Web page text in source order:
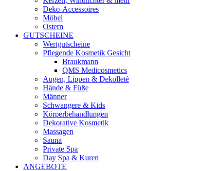
Deko-Accessoires
Möbel
Ostern
GUTSCHEINE
Wertgutscheine
Pflegende Kosmetik Gesicht
Braukmann
QMS Medicosmetics
Augen, Lippen & Dekolleté
Hände & Füße
Männer
Schwangere & Kids
Körperbehandlungen
Dekorative Kosmetik
Massagen
Sauna
Private Spa
Day Spa & Kuren
ANGEBOTE